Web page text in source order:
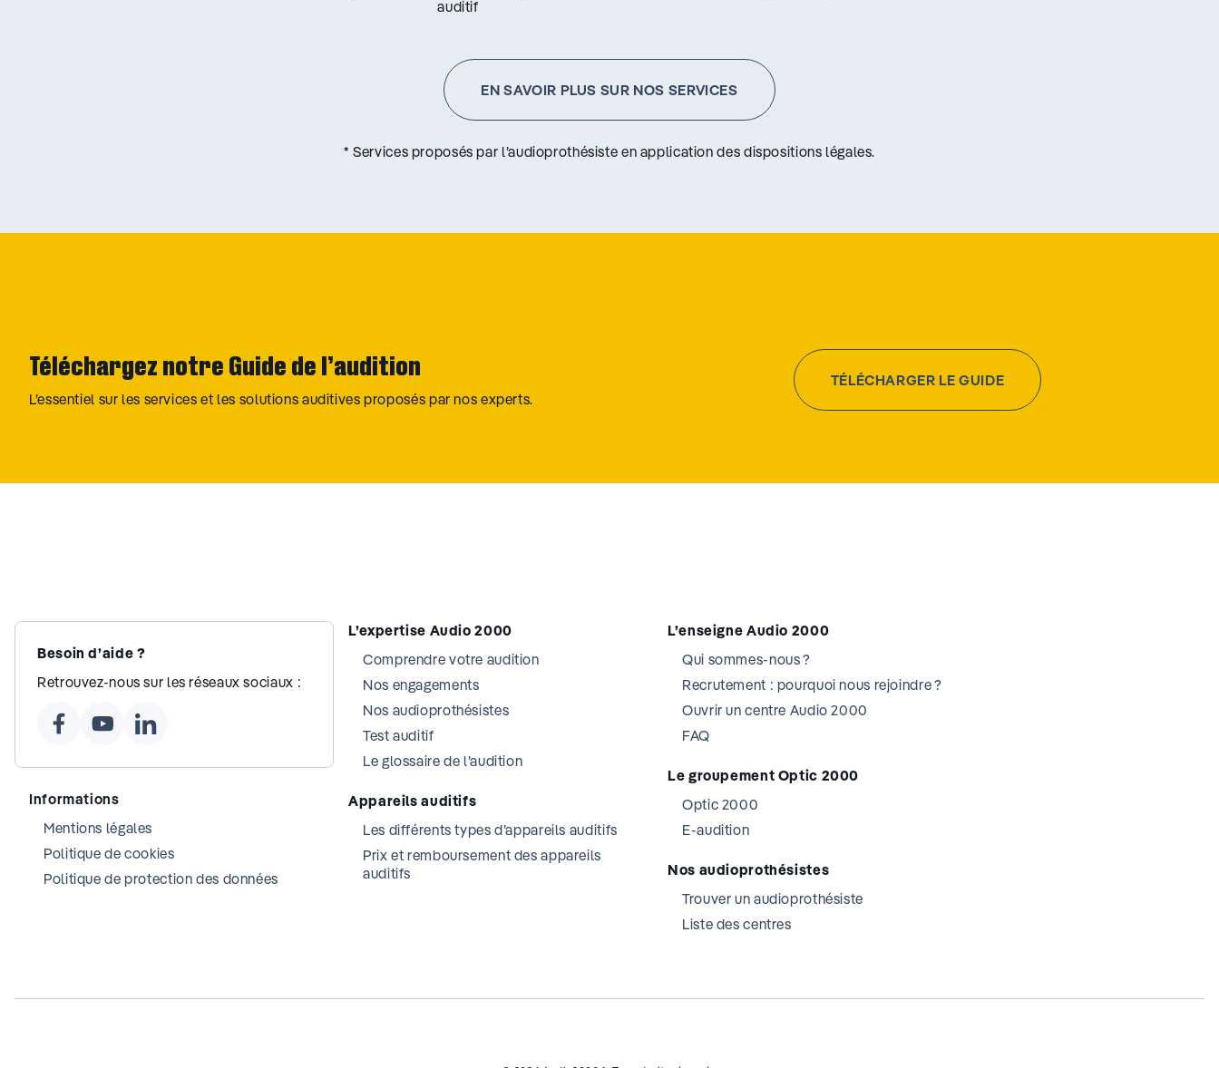
auditif
EN SAVOIR PLUS SUR NOS SERVICES
* Services proposés par l’audioprothésiste en application des dispositions légales.
Téléchargez notre Guide de l’audition
L’essentiel sur les services et les solutions auditives proposés par nos experts.
TÉLÉCHARGER LE GUIDE
Besoin d’aide ?
Retrouvez-nous sur les réseaux sociaux :
Informations
Mentions légales
Politique de cookies
Politique de protection des données
L’expertise Audio 2000
Comprendre votre audition
Nos engagements
Nos audioprothésistes
Test auditif
Le glossaire de l’audition
Appareils auditifs
Les différents types d’appareils auditifs
Prix et remboursement des appareils
auditifs
L’enseigne Audio 2000
Qui sommes-nous ?
Recrutement : pourquoi nous rejoindre ?
Ouvrir un centre Audio 2000
FAQ
Le groupement Optic 2000
Optic 2000
E-audition
Nos audioprothésistes
Trouver un audioprothésiste
Liste des centres